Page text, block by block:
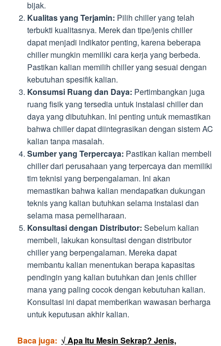
bijak.
Kualitas yang Terjamin: Pilih chiller yang telah
terbukti kualitasnya. Merek dan tipe/jenis chiller
dapat menjadi indikator penting, karena beberapa
chiller mungkin memiliki cara kerja yang berbeda.
Pastikan kalian memilih chiller yang sesuai dengan
kebutuhan spesifik kalian.
Konsumsi Ruang dan Daya: Pertimbangkan juga
ruang fisik yang tersedia untuk instalasi chiller dan
daya yang dibutuhkan. Ini penting untuk memastikan
bahwa chiller dapat diintegrasikan dengan sistem AC
kalian tanpa masalah.
Sumber yang Terpercaya: Pastikan kalian membeli
chiller dari perusahaan yang terpercaya dan memiliki
tim teknisi yang berpengalaman. Ini akan
memastikan bahwa kalian mendapatkan dukungan
teknis yang kalian butuhkan selama instalasi dan
selama masa pemeliharaan.
Konsultasi dengan Distributor: Sebelum kalian
membeli, lakukan konsultasi dengan distributor
chiller yang berpengalaman. Mereka dapat
membantu kalian menentukan berapa kapasitas
pendingin yang kalian butuhkan dan jenis chiller
mana yang paling cocok dengan kebutuhan kalian.
Konsultasi ini dapat memberikan wawasan berharga
untuk keputusan akhir kalian.
Baca juga: √ Apa Itu Mesin Sekrap? Jenis,